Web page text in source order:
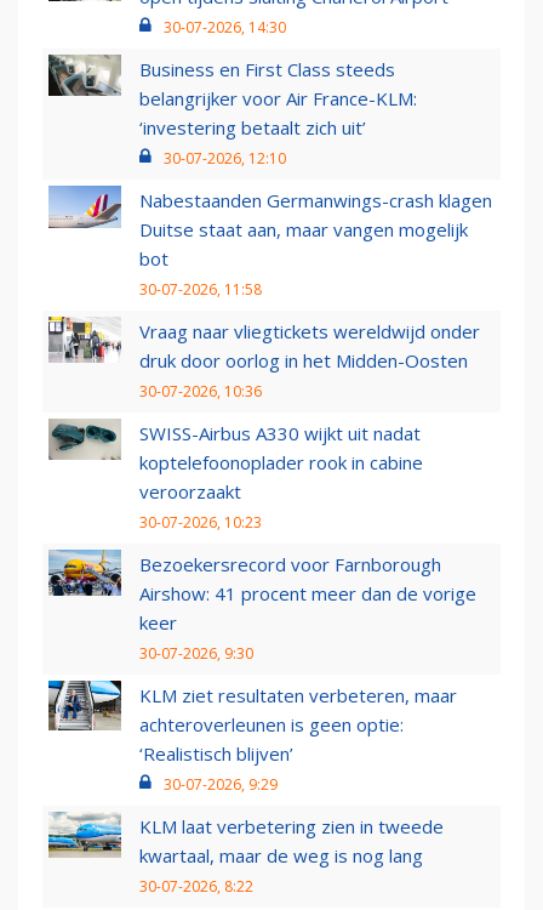
30-07-2026, 14:30
Business en First Class steeds
belangrijker voor Air France-KLM:
‘investering betaalt zich uit’
30-07-2026, 12:10
Nabestaanden Germanwings-crash klagen
Duitse staat aan, maar vangen mogelijk
bot
30-07-2026, 11:58
Vraag naar vliegtickets wereldwijd onder
druk door oorlog in het Midden-Oosten
30-07-2026, 10:36
SWISS-Airbus A330 wijkt uit nadat
koptelefoonoplader rook in cabine
veroorzaakt
30-07-2026, 10:23
Bezoekersrecord voor Farnborough
Airshow: 41 procent meer dan de vorige
keer
30-07-2026, 9:30
KLM ziet resultaten verbeteren, maar
achteroverleunen is geen optie:
‘Realistisch blijven’
30-07-2026, 9:29
KLM laat verbetering zien in tweede
kwartaal, maar de weg is nog lang
30-07-2026, 8:22